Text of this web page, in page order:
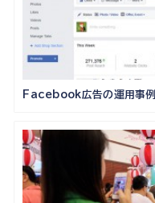
Facebook広告の運用事例